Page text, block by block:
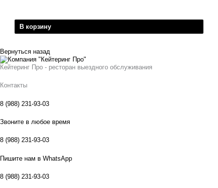
В корзину
Вернуться назад
Кейтеринг Про - ресторан выездного обслуживания
Контакты
8 (988) 231-93-03
Звоните в любое время
8 (988) 231-93-03
Пишите нам в WhatsApp
8 (988) 231-93-03